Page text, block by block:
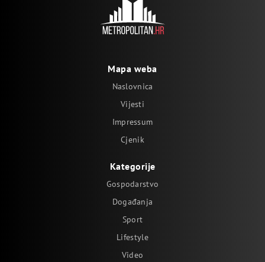
Mapa weba
Naslovnica
Vijesti
Impressum
Cjenik
Kategorije
Gospodarstvo
Događanja
Sport
Lifestyle
Video